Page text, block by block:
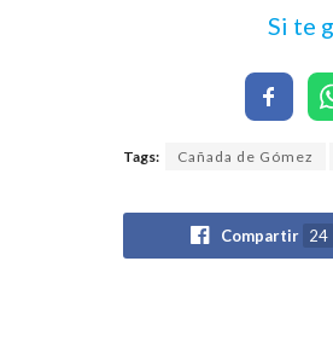
Si te
Tags: Cañada de Gómez
Compartir 24